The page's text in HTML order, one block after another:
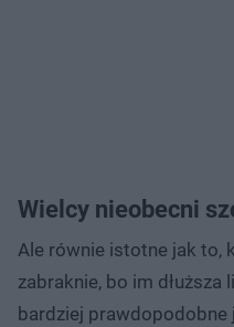
Wielcy nieobecni
Ale równie istotne jak to,
zabraknie, bo im dłuższa
bardziej prawdopodobne